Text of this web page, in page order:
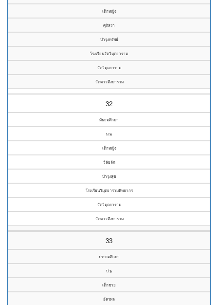
เด็กหญิง
ศุภิสรา
บำรุงทรัพย์
โรงเรียนวัดวิมุตยาราม
วัดวิมุตยาราม
วัดดาวดึงษาราม
32
มัธยมศึกษา
ม.๒
เด็กหญิง
วิลัยลัก
บำรุงสุข
โรงเรียนวิมุตยารามพิทยากร
วัดวิมุตยาราม
วัดดาวดึงษาราม
33
ประถมศึกษา
ป.๖
เด็กชาย
อัครพล